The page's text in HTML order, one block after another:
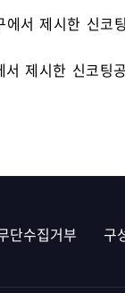
제시한 신코팅
단수집거부 구